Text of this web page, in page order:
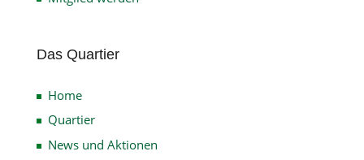
Das Quartier
Home
Quartier
News und Aktionen